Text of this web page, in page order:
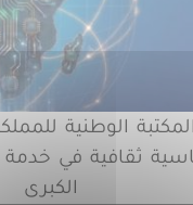
المكتبة الوطنية
ثقافية في خدمة
الكبرى